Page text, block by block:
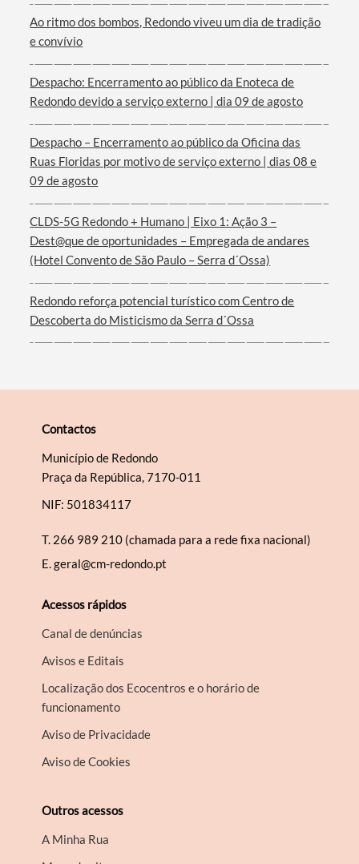
Filtros
Ao ritmo dos bombos, Redondo viveu um dia de tradição
e convívio
Despacho: Encerramento ao público da Enoteca de
Redondo devido a serviço externo | dia 09 de agosto
Despacho – Encerramento ao público da Oficina das
Ruas Floridas por motivo de serviço externo | dias 08 e
09 de agosto
CLDS-5G Redondo + Humano | Eixo 1: Ação 3 –
Dest@que de oportunidades – Empregada de andares
(Hotel Convento de São Paulo – Serra d´Ossa)
Redondo reforça potencial turístico com Centro de
Descoberta do Misticismo da Serra d´Ossa
Contactos
Município de Redondo
Praça da República, 7170-011
NIF: 501834117
T. 266 989 210 (chamada para a rede fixa nacional)
E.geral@cm-redondo.pt
Acessos rápidos
Canal de denúncias
Avisos e Editais
Localização dos Ecocentros e o horário de
funcionamento
Aviso de Privacidade
Aviso de Cookies
Outros acessos
A Minha Rua